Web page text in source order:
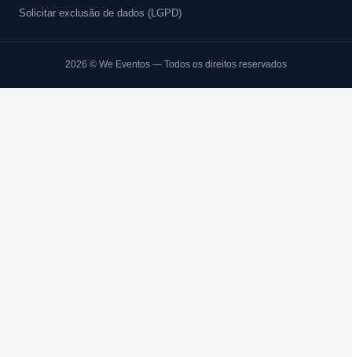
Solicitar exclusão de dados (LGPD)
2026 © We Eventos — Todos os direitos reservados